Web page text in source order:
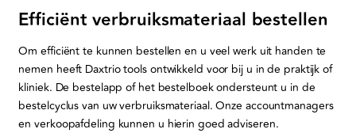
Efficiënt verbruiksmateriaal bestellen
Om efficiënt te kunnen bestellen en u veel werk uit handen te
nemen heeft Daxtrio tools ontwikkeld voor bij u in de praktijk of
kliniek. De bestelapp of het bestelboek ondersteunt u in de
bestelcyclus van uw verbruiksmateriaal. Onze accountmanagers
en verkoopafdeling kunnen u hierin goed adviseren.